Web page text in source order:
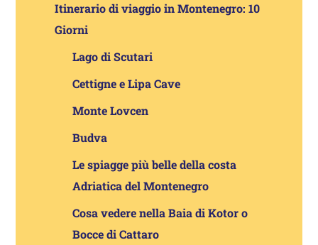
Itinerario di viaggio in Montenegro: 10
Giorni
Lago di Scutari
Cettigne e Lipa Cave
Monte Lovcen
Budva
Le spiagge più belle della costa
Adriatica del Montenegro
Cosa vedere nella Baia di Kotor o
Bocce di Cattaro